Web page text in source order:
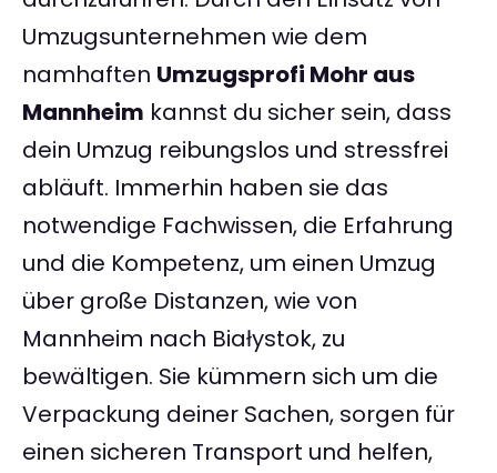
Umzugsunternehmen wie dem
namhaften Umzugsprofi Mohr aus
Mannheim kannst du sicher sein, dass
dein Umzug reibungslos und stressfrei
abläuft. Immerhin haben sie das
notwendige Fachwissen, die Erfahrung
und die Kompetenz, um einen Umzug
über große Distanzen, wie von
Mannheim nach Białystok, zu
bewältigen. Sie kümmern sich um die
Verpackung deiner Sachen, sorgen für
einen sicheren Transport und helfen,